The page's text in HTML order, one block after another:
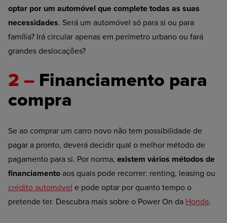
optar por um automóvel que complete todas as suas
necessidades. Será um automóvel só para si ou para
família? Irá circular apenas em perímetro urbano ou fará
grandes deslocações?
2 – Financiamento para
compra
Se ao comprar um carro novo não tem possibilidade de
pagar a pronto, deverá decidir qual o melhor método de
pagamento para si. Por norma, existem vários métodos de
financiamento aos quais pode recorrer: renting, leasing ou
crédito automóvel e pode optar por quanto tempo o
pretende ter. Descubra mais sobre o Power On da Honda.